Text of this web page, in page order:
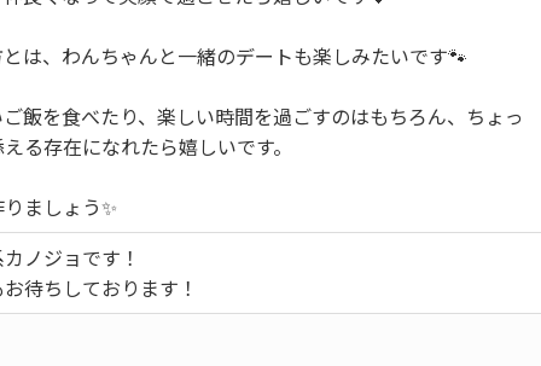
は、わんちゃんと一緒のデートも楽しみたいです🐾
飯を食べたり、楽しい時間を過ごすのはもちろん、ちょっ
る存在になれたら嬉しいです。
ましょう✨
ノジョです！
待ちしております！